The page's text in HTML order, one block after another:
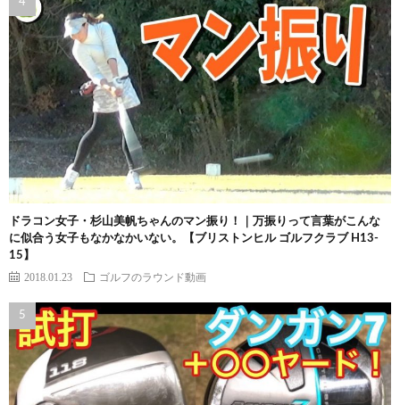
ドラコン女子・杉山美帆ちゃんのマン振り！｜万振りって言葉がこんな
に似合う女子もなかなかいない。【ブリストンヒル ゴルフクラブ H13-
15】
2018.01.23 ゴルフのラウンド動画